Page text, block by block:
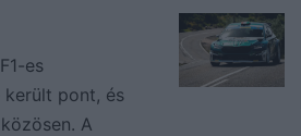
es
pont, és
A